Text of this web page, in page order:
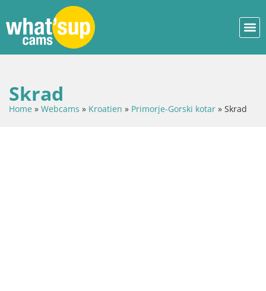
Skrad
Home » Webcams » Kroatien » Primorje-Gorski kotar » Skrad